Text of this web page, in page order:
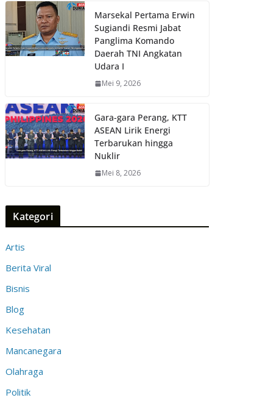
Marsekal Pertama Erwin
Sugiandi Resmi Jabat
Panglima Komando
Daerah TNI Angkatan
Udara I
Mei 9, 2026
Gara-gara Perang, KTT
ASEAN Lirik Energi
Terbarukan hingga
Nuklir
Mei 8, 2026
Kategori
Artis
Berita Viral
Bisnis
Blog
Kesehatan
Mancanegara
Olahraga
Politik